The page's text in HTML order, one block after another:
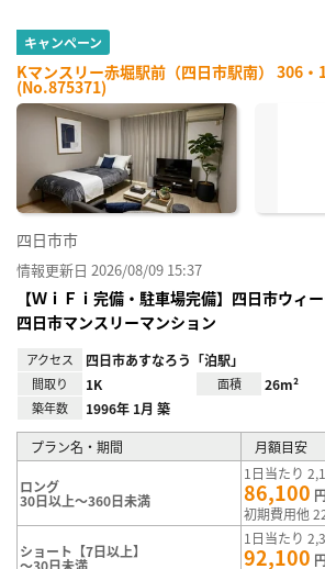
キャンペーン
Kマンスリー赤堀駅前（四日市駅南） 306・
(No.875371)
四日市市
情報更新日 2026/08/09 15:37
【ＷｉＦｉ完備・駐車場完備】四日市ウィ
四日市マンスリーマンション
アクセス 四日市あすなろう「泊駅」
間取り 1K 面積 26m²
築年数 1996年 1月 築
プラン名・期間 月額目安
ロング
30日以上～360日未満
1日当たり
86,100
初期費用他
ショート【7日以上】
～30日未満
1日当たり
92,100